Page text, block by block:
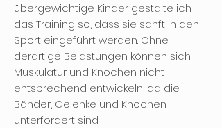
übergewichtige Kinder gestalte ich
das Training so, dass sie sanft in den
Sport eingeführt werden. Ohne
derartige Belastungen können sich
Muskulatur und Knochen nicht
entsprechend entwickeln, da die
Bänder, Gelenke und Knochen
unterfordert sind.